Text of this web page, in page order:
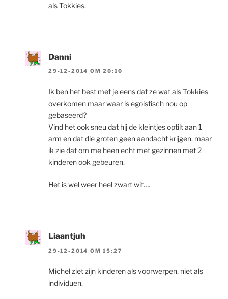
als Tokkies.
Danni
29-12-2014 OM 20:10
Ik ben het best met je eens dat ze wat als Tokkies
overkomen maar waar is egoistisch nou op
gebaseerd?
Vind het ook sneu dat hij de kleintjes optilt aan 1
arm en dat die groten geen aandacht krijgen, maar
ik zie dat om me heen echt met gezinnen met 2
kinderen ook gebeuren.
Het is wel weer heel zwart wit….
Liaantjuh
29-12-2014 OM 15:27
Michel ziet zijn kinderen als voorwerpen, niet als
individuen.